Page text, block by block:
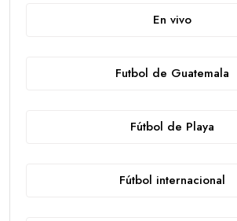
En vivo
Futbol de Guatemala
Fútbol de Playa
Fútbol internacional